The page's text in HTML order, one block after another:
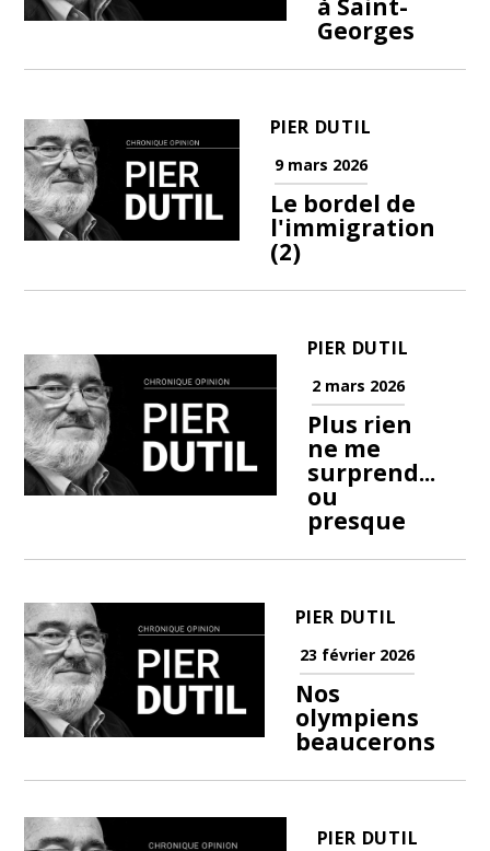
à Saint-
Georges
PIER DUTIL
9 mars 2026
Le bordel de
l'immigration
(2)
PIER DUTIL
2 mars 2026
Plus rien
ne me
surprend...
ou
presque
PIER DUTIL
23 février 2026
Nos
olympiens
beaucerons
PIER DUTIL